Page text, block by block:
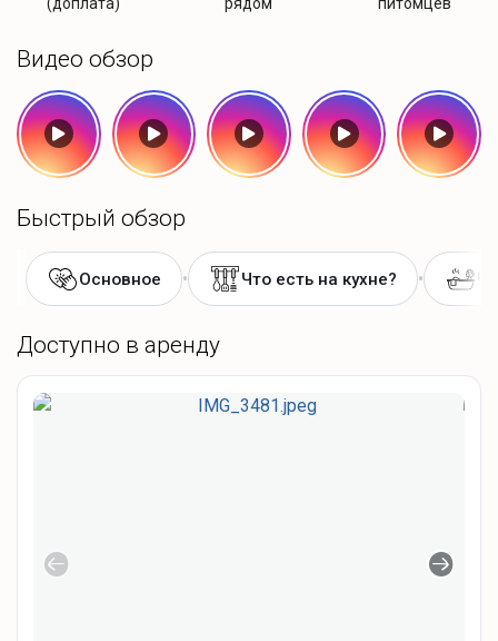
Видео обзор
Быстрый обзор
Основное • Что есть на кухне? •
Доступно в аренду